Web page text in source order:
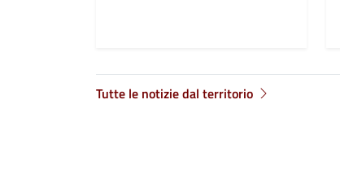
Tutte le notizie dal territorio